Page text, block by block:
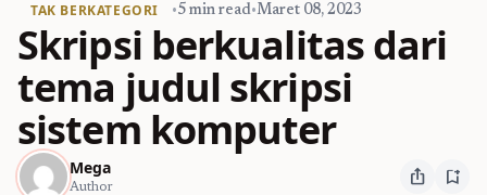
TAK BERKATEGORI •5 min read•Maret 08, 2023
Skripsi berkualitas dari
tema judul skripsi
sistem komputer
Mega
Author ios_share bookmark_add